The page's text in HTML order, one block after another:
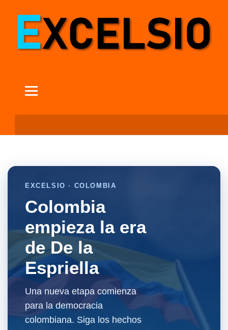
EXCELSIO · COLOMBIA
Colombia
empieza la era
de De la
Espriella
Una nueva etapa comienza
para la democracia
colombiana. Siga los hechos